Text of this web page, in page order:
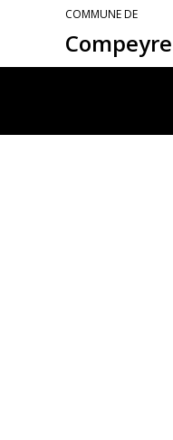
COMMUNE DE
Compeyre